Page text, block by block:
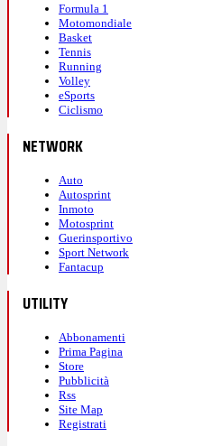
Formula 1
Motomondiale
Basket
Tennis
Running
Volley
eSports
Ciclismo
NETWORK
Auto
Autosprint
Inmoto
Motosprint
Guerinsportivo
Sport Network
Fantacup
UTILITY
Abbonamenti
Prima Pagina
Store
Pubblicità
Rss
Site Map
Registrati